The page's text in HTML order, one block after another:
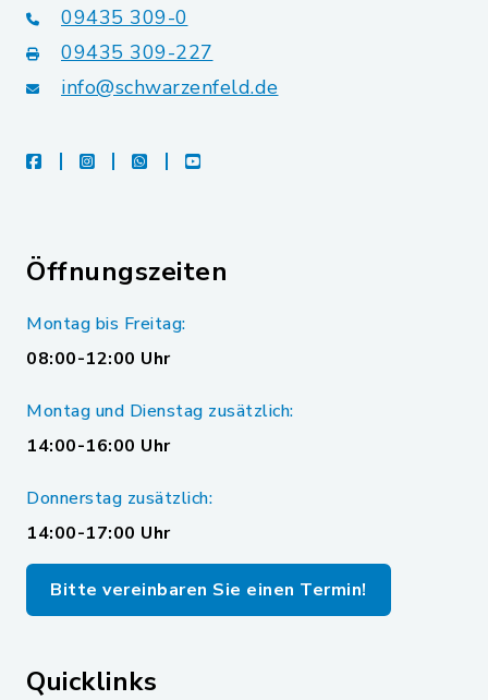
09435 309-0
09435 309-227
info@schwarzenfeld.de
facebookinstagramwhatsappyoutube
Öffnungszeiten
Montag bis Freitag:
08:00-12:00 Uhr
Montag und Dienstag zusätzlich:
14:00-16:00 Uhr
Donnerstag zusätzlich:
14:00-17:00 Uhr
Bitte vereinbaren Sie einen Termin!
Quicklinks